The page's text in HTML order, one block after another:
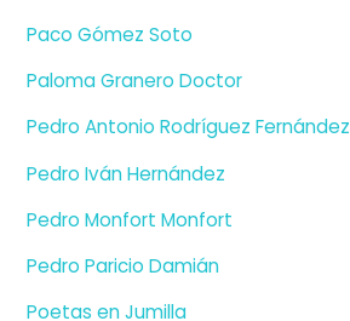
Paco Gómez Soto
Paloma Granero Doctor
Pedro Antonio Rodríguez Fernández
Pedro Iván Hernández
Pedro Monfort Monfort
Pedro Paricio Damián
Poetas en Jumilla